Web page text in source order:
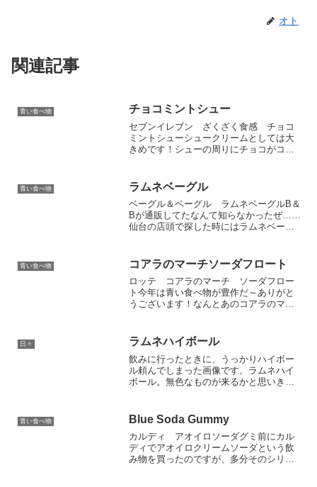
オト
関連記事
青い食べ物 チョコミントシュー
セブンイレブン ざくざく食感 チョコ
ミントシューシュークリームとしては大
きめです！シューの周りにチョコがコー
な……頑張って食べました。き、汚
い……もしかして、ナイフとかで...
青い食べ物 ラムネベーグル
ベーグル＆ベーグル ラムネベーグルB＆
Bが通販してたなんて知らなかったぜ……
仙台の店頭で探した時にはラムネベーグ
蔵庫で一晩戻すと温めなくてもみっちり
ぎっちりもっちもちの...
青い食べ物 コアラのマーチソーダフロート
ロッテ コアラのマーチ ソーダフロー
ト今年は青い食べ物が豊作だ～ありがと
うございます！なんとあのコアラのマー
たっけ？（130円くらいした）最近値上げ
製品ばっかりなので、...
日々 ラムネハイボール
飲みに行ったときに、うっかりハイボー
ル頼んでしまった画像です。ラムネハイ
ボール。無色なものが来るかと思いき
が好きではないのでした。ラムネのチュ
ーハイも水色で、そっちはお...
青い食べ物 Blue Soda Gummy
カルディ アオイロソーダグミ前にカル
ディでアオイロクリームソーダという飲
み物を買ったのですが、多分そのシリー